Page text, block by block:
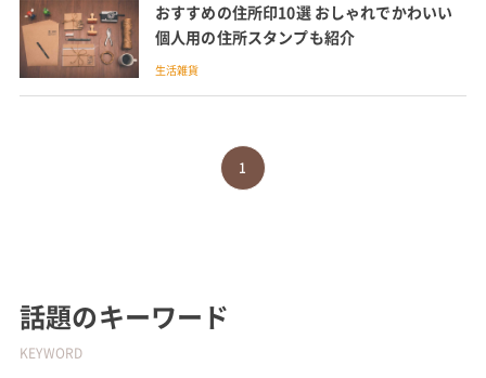
おすすめの住所印10選 おしゃれでかわいい
個人用の住所スタンプも紹介
生活雑貨
1
話題のキーワード
KEYWORD